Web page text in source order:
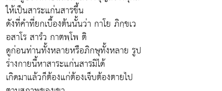
ให้เป็นสาระแก่นสารขึ้น
ดังที่คำที่ยกเบื้องต้นนั้นว่า กาโย ภิกฺขเว
อสาโร สารํว กาตพฺโพ ติ
ดูก่อนท่านทั้งหลายหรือภิกษุทั้งหลาย รูป
ร่างกายนี้หาสาระแก่นสารมิได้
เกิดมาแล้วก็ต้องแก่ต้องเจ็บต้องตายไป